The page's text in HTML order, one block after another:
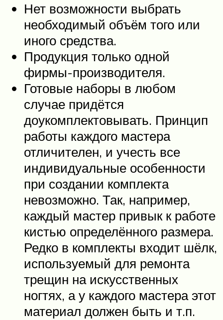
Нет возможности выбрать
необходимый объём того или
иного средства.
Продукция только одной
фирмы-производителя.
Готовые наборы в любом
случае придётся
доукомплектовывать. Принцип
работы каждого мастера
отличителен, и учесть все
индивидуальные особенности
при создании комплекта
невозможно. Так, например,
каждый мастер привык к работе
кистью определённого размера.
Редко в комплекты входит шёлк,
используемый для ремонта
трещин на искусственных
ногтях, а у каждого мастера этот
материал должен быть и т.п.